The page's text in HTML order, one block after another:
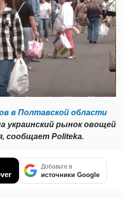
в Полтавской области
украинский рынок овощей
сообщает Politeka.
Добавьте в
источники Google